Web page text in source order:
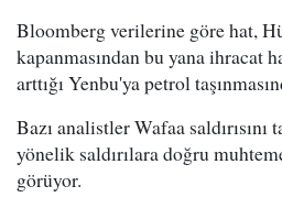
Bloomberg verilerine göre hat,
kapanmasından bu yana ihracat
arttığı Yenbu'ya petrol
Bazı analistler Wafaa
yönelik saldırılara doğru
görüyor.